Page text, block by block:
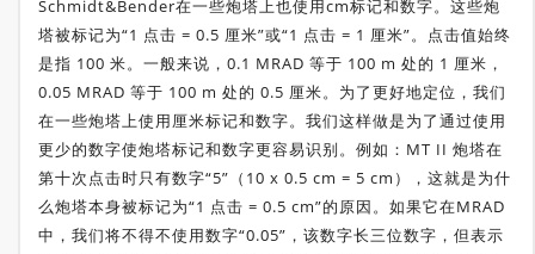
Schmidt&Bender在一些炮塔上也使用cm标记和数字。这些炮
塔被标记为“1 点击 = 0.5 厘米”或“1 点击 = 1 厘米”。点击值始终
是指 100 米。一般来说，0.1 MRAD 等于 100 m 处的 1 厘米，
0.05 MRAD 等于 100 m 处的 0.5 厘米。为了更好地定位，我们
在一些炮塔上使用厘米标记和数字。我们这样做是为了通过使用
更少的数字使炮塔标记和数字更容易识别。例如：MT II 炮塔在
第十次点击时只有数字“5”（10 x 0.5 cm = 5 cm），这就是为什
么炮塔本身被标记为“1 点击 = 0.5 cm”的原因。如果它在MRAD
中，我们将不得不使用数字“0.05”，该数字长三位数字，但表示